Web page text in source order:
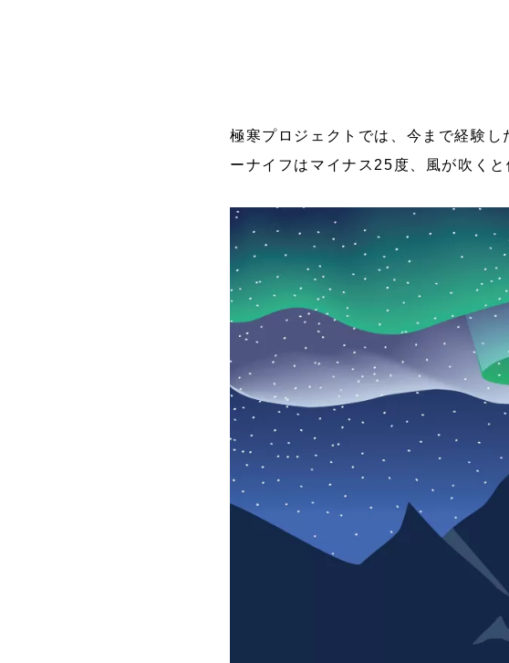
極寒プロジェクトでは、今まで経験
ーナイフはマイナス25度、風が吹く